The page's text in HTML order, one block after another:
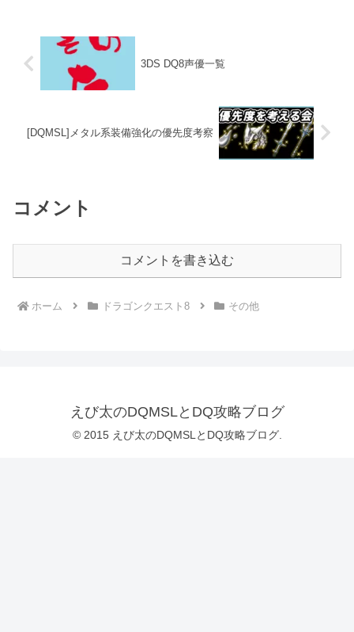
3DS DQ8声優一覧
[DQMSL]メタル系装備強化の優先度考察
コメント
コメントを書き込む
ホーム ドラゴンクエスト8 その他
えび太のDQMSLとDQ攻略ブログ
© 2015 えび太のDQMSLとDQ攻略ブログ.